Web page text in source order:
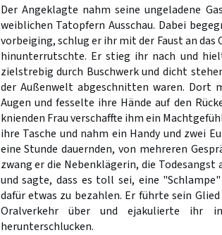
Der Angeklagte nahm seine ungeladene
weiblichen Tatopfern Ausschau. Dabei
vorbeiging, schlug er ihr mit der Faust an
hinunterrutschte. Er stieg ihr nach und
zielstrebig durch Buschwerk und dicht
der Außenwelt abgeschnitten waren. Dort
Augen und fesselte ihre Hände auf den
knienden Frau verschaffte ihm ein
ihre Tasche und nahm ein Handy und zwei
eine Stunde dauernden, von mehreren
zwang er die Nebenklägerin, die Todesangst
und sagte, dass es toll sei, eine
dafür etwas zu bezahlen. Er führte sein
Oralverkehr über und ejakulierte ihr
herunterschlucken.